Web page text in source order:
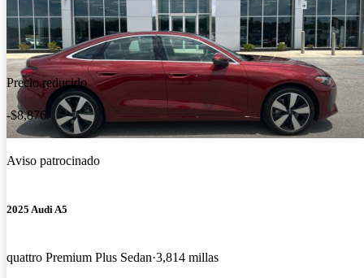
Precio reducido
-$8,876
Aviso patrocinado
2025 Audi A5
quattro Premium Plus Sedan 3,814 millas